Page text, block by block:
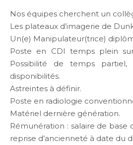
Nos équipes cherchent un
Les plateaux d’imagerie de
Un(e) Manipulateur(trice)
Poste en CDI temps plein
Possibilité de temps
disponibilités.
Astreintes à définir.
Poste en radiologie
Matériel dernière génération.
Rémunération : salaire de base
reprise d’ancienneté à date du